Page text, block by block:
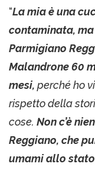
“La mia è una
contaminata,
Parmigiano
Malandrone 60
mesi, perché ho
rispetto della
cose. Non c’è
Reggiano, che
umami allo